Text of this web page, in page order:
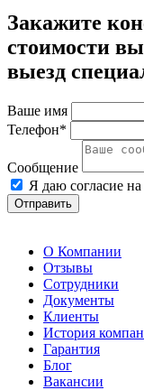
Закажите
стоимости
выезд
Ваше имя
Телефон*
Сообщение
Я даю согласие на
Отправить
О Компании
Отзывы
Сотрудники
Документы
Клиенты
История
Гарантия
Блог
Вакансии